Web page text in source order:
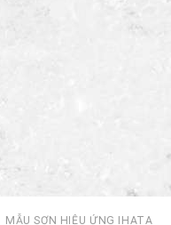
MẪU SƠN HIỆU ỨNG IHATA